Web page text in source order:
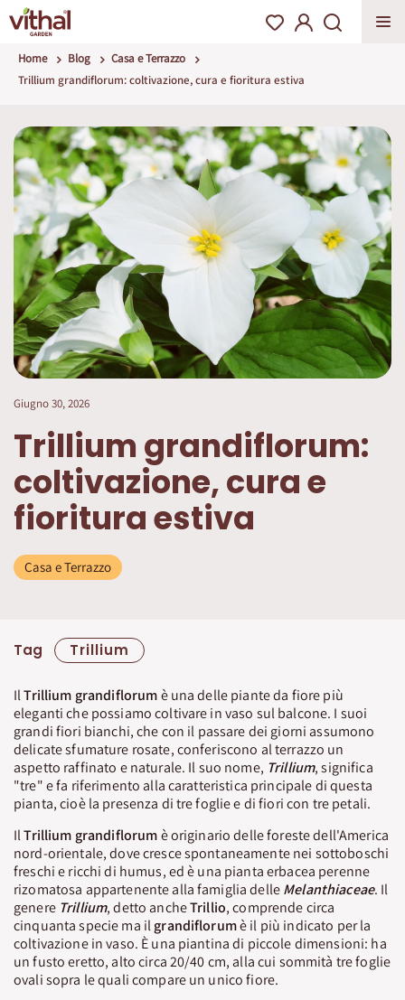
Home Blog
Casa e Terrazzo
Trillium grandiflorum: coltivazione, cura e fioritura estiva
Giugno 30, 2026
Trillium grandiflorum:
coltivazione, cura e
fioritura estiva
Casa e Terrazzo
Tag Trillium
IlTrillium grandiflorumè una delle piante da fiore più
eleganti che possiamo coltivare in vaso sul balcone. I suoi
grandi fiori bianchi, che con il passare dei giorni assumono
delicate sfumature rosate, conferiscono al terrazzo un
aspetto raffinato e naturale. Il suo nome, Trillium, significa
"tre" e fa riferimento alla caratteristica principale di questa
pianta, cioè la presenza di tre foglie e di fiori con tre petali.
IlTrillium grandiflorumè originario delle foreste dell'America
nord-orientale, dove cresce spontaneamente nei sottoboschi
freschi e ricchi di humus, ed è una pianta erbacea perenne
rizomatosa appartenente alla famiglia delleMelanthiaceae. Il
genere Trillium, detto ancheTrillio, comprende circa
cinquanta specie ma ilgrandiflorumè il più indicato per la
coltivazione in vaso. È una piantina di piccole dimensioni: ha
un fusto eretto, alto circa 20/40 cm, alla cui sommità tre foglie
ovali sopra le quali compare un unico fiore.